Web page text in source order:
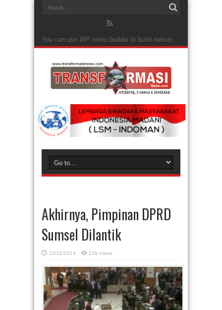
You can use WP menu builder to build menus
Akhirnya, Pimpinan DPRD
Sumsel Dilantik
12/12/2014 239 Views